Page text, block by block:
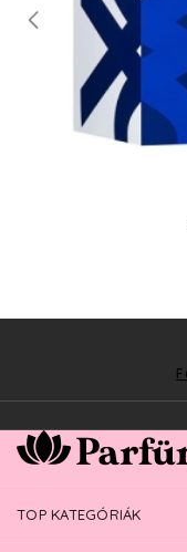
TOP KATEGÓRIÁK